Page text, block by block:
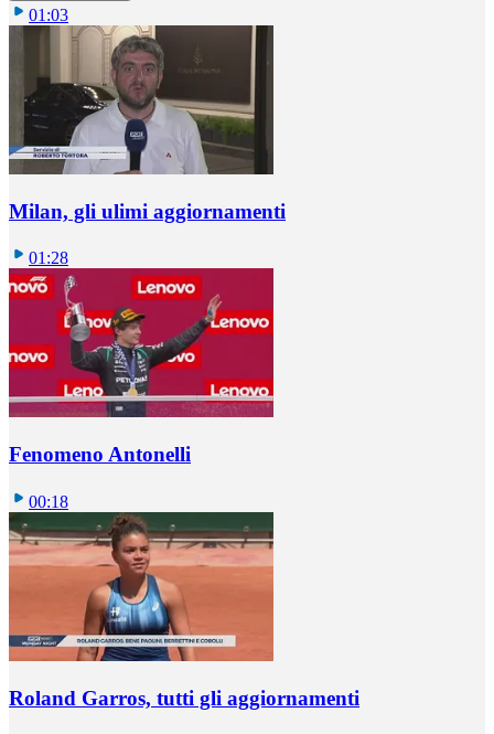
01:03
Milan, gli ulimi aggiornamenti
01:28
Fenomeno Antonelli
00:18
Roland Garros, tutti gli aggiornamenti